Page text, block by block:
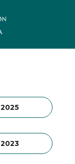
2025
2023